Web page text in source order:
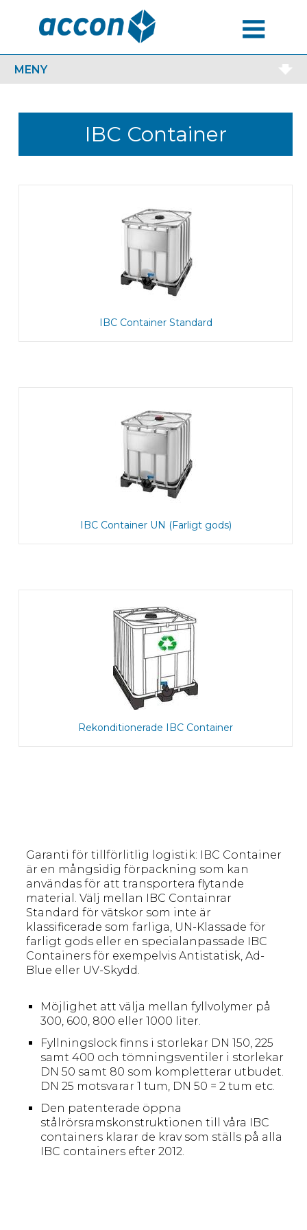
MENU
IBC Container
IBC Container Standard
IBC Container UN (Farligt gods)
Rekonditionerade IBC Container
Garanti för tillförlitlig logistik: IBC Container
är en mångsidig förpackning som kan
användas för att transportera flytande
material. Välj mellan IBC Containrar
Standard för vätskor som inte är
klassificerade som farliga, UN-Klassade för
farligt gods eller en specialanpassade IBC
Containers för exempelvis Antistatisk, Ad-
Blue eller UV-Skydd.
Möjlighet att välja mellan fyllvolymer på
300, 600, 800 eller 1000 liter.
Fyllningslock finns i storlekar DN 150, 225
samt 400 och tömningsventiler i storlekar
DN 50 samt 80 som kompletterar utbudet.
DN 25 motsvarar 1 tum, DN 50 = 2 tum etc.
Den patenterade öppna
stålrörsramskonstruktionen till våra IBC
containers klarar de krav som ställs på alla
IBC containers efter 2012.
MENY